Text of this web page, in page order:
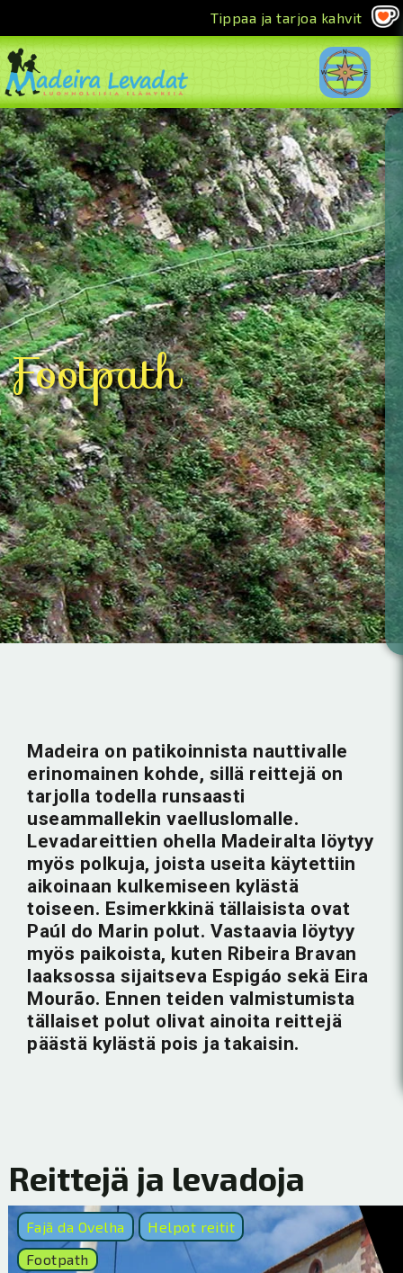
Tippaa ja tarjoa kahvit
<<
Footpath
Madeira on patikoinnista nauttivalle
erinomainen kohde, sillä reittejä on
tarjolla todella runsaasti
useammallekin vaelluslomalle.
Levadareittien ohella Madeiralta löytyy
myös polkuja, joista useita käytettiin
aikoinaan kulkemiseen kylästä
toiseen. Esimerkkinä tällaisista ovat
Paúl do Marin polut. Vastaavia löytyy
myös paikoista, kuten Ribeira Bravan
laaksossa sijaitseva Espigáo sekä Eira
Mourão. Ennen teiden valmistumista
tällaiset polut olivat ainoita reittejä
päästä kylästä pois ja takaisin.
Reittejä ja levadoja
Fajã da Ovelha
Helpot reitit
Footpath